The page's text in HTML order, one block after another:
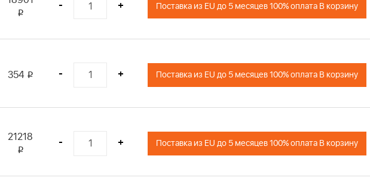
59
60
61
i
- + Поставка из EU до 5 месяцев 100% оплата В корзину
354 i - + Поставка из EU до 5 месяцев 100% оплата В корзину
21218
i
- + Поставка из EU до 5 месяцев 100% оплата В корзину